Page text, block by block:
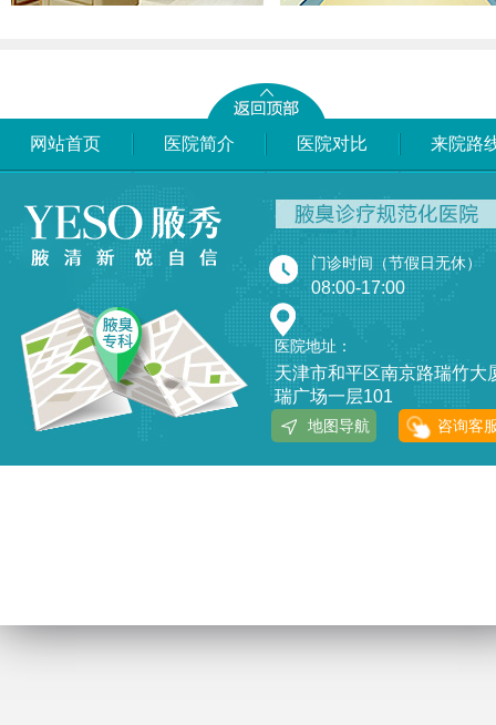
网站首页 医院简介 医院对比 来院路
门诊时间（节假日无休）
08:00-17:00
医院地址：
天津市和平区南京路瑞竹大
瑞广场一层101
地图导航 咨询客